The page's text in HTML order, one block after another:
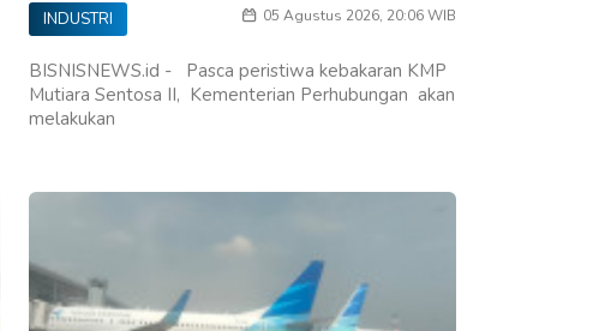
INDUSTRI 05 Agustus 2026, 20:06 WIB
BISNISNEWS.id - Pasca peristiwa kebakaran KMP
Mutiara Sentosa II, Kementerian Perhubungan akan
melakukan